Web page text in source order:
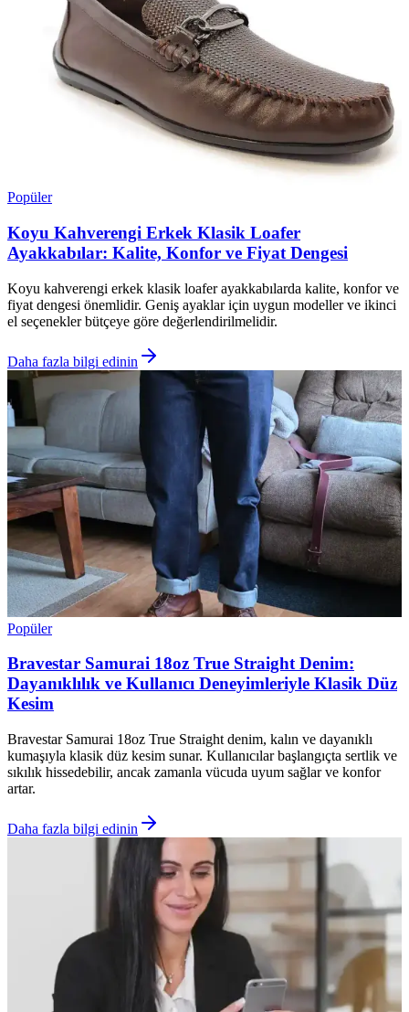
Popüler
Koyu Kahverengi Erkek Klasik Loafer
Ayakkabılar: Kalite, Konfor ve Fiyat Dengesi
Koyu kahverengi erkek klasik loafer ayakkabılarda kalite, konfor ve
fiyat dengesi önemlidir. Geniş ayaklar için uygun modeller ve ikinci
el seçenekler bütçeye göre değerlendirilmelidir.
Daha fazla bilgi edinin
Popüler
Bravestar Samurai 18oz True Straight Denim:
Dayanıklılık ve Kullanıcı Deneyimleriyle Klasik Düz
Kesim
Bravestar Samurai 18oz True Straight denim, kalın ve dayanıklı
kumaşıyla klasik düz kesim sunar. Kullanıcılar başlangıçta sertlik ve
sıkılık hissedebilir, ancak zamanla vücuda uyum sağlar ve konfor
artar.
Daha fazla bilgi edinin